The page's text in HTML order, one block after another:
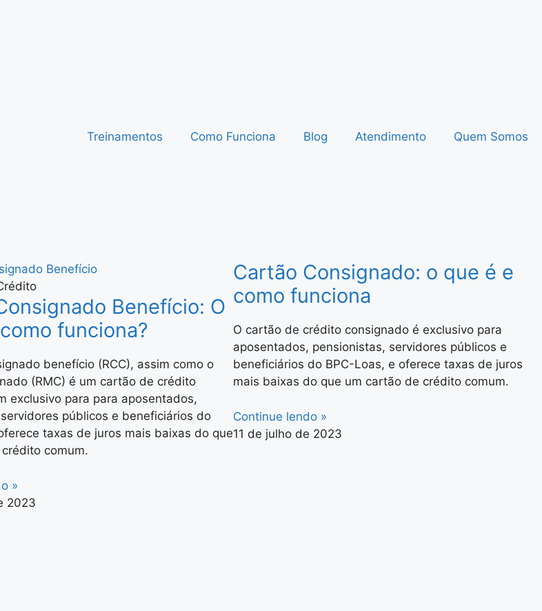
Treinamentos Como Funciona Blog Atendimento Quem Somos
Benefício: O
funciona?
benefício (RCC), assim como o
(RMC) é um cartão de crédito
exclusivo para para aposentados,
públicos e beneficiários do
taxas de juros mais baixas do que
comum.
»
2023
Cartão Consignado: o que é e
como funciona
O cartão de crédito consignado é exclusivo para
aposentados, pensionistas, servidores públicos e
beneficiários do BPC-Loas, e oferece taxas de juros
mais baixas do que um cartão de crédito comum.
Continue lendo »
11 de julho de 2023